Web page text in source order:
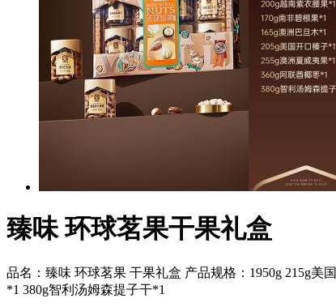
臻味 环球茗果干果礼盒
品名：臻味 环球茗果 干果礼盒 产品规格：1950g 215g美
*1 380g智利汤姆森提子干*1